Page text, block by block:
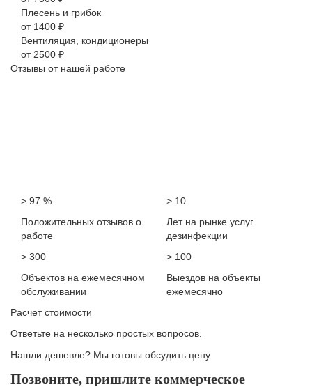
Плесень и грибок
от 1400 ₽
Вентиляция, кондиционеры
от 2500 ₽
Отзывы от нашей работе
> 97 %
Положительных отзывов о
работе
> 10
Лет на рынке услуг
дезинфекции
> 300
Объектов на ежемесячном
обслуживании
> 100
Выездов на объекты
ежемесячно
Расчет стоимости
Ответьте на несколько простых вопросов.
Нашли дешевле? Мы готовы обсудить цену.
Позвоните, пришлите коммерческое